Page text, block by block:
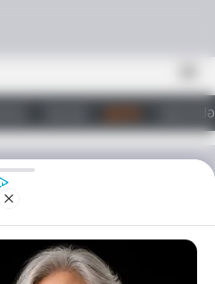
วอลเปเ
เหมือน ความ